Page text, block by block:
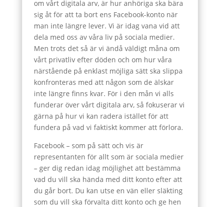
om vårt digitala arv, är hur anhöriga ska bära
sig åt för att ta bort ens Facebook-konto när
man inte längre lever. Vi är idag vana vid att
dela med oss av våra liv på sociala medier.
Men trots det så är vi ändå väldigt måna om
vårt privatliv efter döden och om hur våra
närstående på enklast möjliga sätt ska slippa
konfronteras med att någon som de älskar
inte längre finns kvar. För i den mån vi alls
funderar över vårt digitala arv, så fokuserar vi
gärna på hur vi kan radera istället för att
fundera på vad vi faktiskt kommer att förlora.
Facebook – som på sätt och vis är
representanten för allt som är sociala medier
– ger dig redan idag möjlighet att bestämma
vad du vill ska hända med ditt konto efter att
du går bort. Du kan utse en vän eller släkting
som du vill ska förvalta ditt konto och ge hen